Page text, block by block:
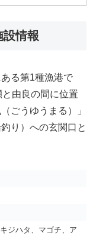
設情報
る第1種漁港で
由良の間に位置
ごうゆうまる）」
り）への玄関口と
ジハタ、マゴチ、ア